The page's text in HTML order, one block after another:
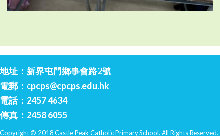
地址：新界屯門鄉事會路2號
電郵： cpcps@cpcps.edu.hk
電話：2457 4634
傳真：2458 6055
Copyright © 2018 Castle Peak Catholic Primary School. All Rights Reserved.